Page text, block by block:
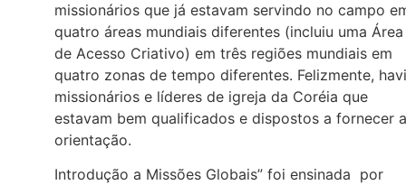
missionários que já estavam servindo no campo
quatro áreas mundiais diferentes (incluiu uma Área
de Acesso Criativo) em três regiões mundiais em
quatro zonas de tempo diferentes. Felizmente,
missionários e líderes de igreja da Coréia que
estavam bem qualificados e dispostos a fornecer a
orientação.
Introdução a Missões Globais” foi ensinada por